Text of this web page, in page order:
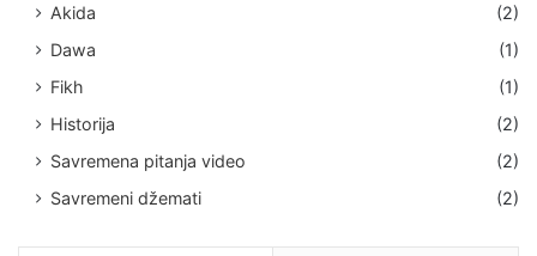
Akida
(2)
Dawa
(1)
Fikh
(1)
Historija
(2)
Savremena pitanja video
(2)
Savremeni džemati
(2)